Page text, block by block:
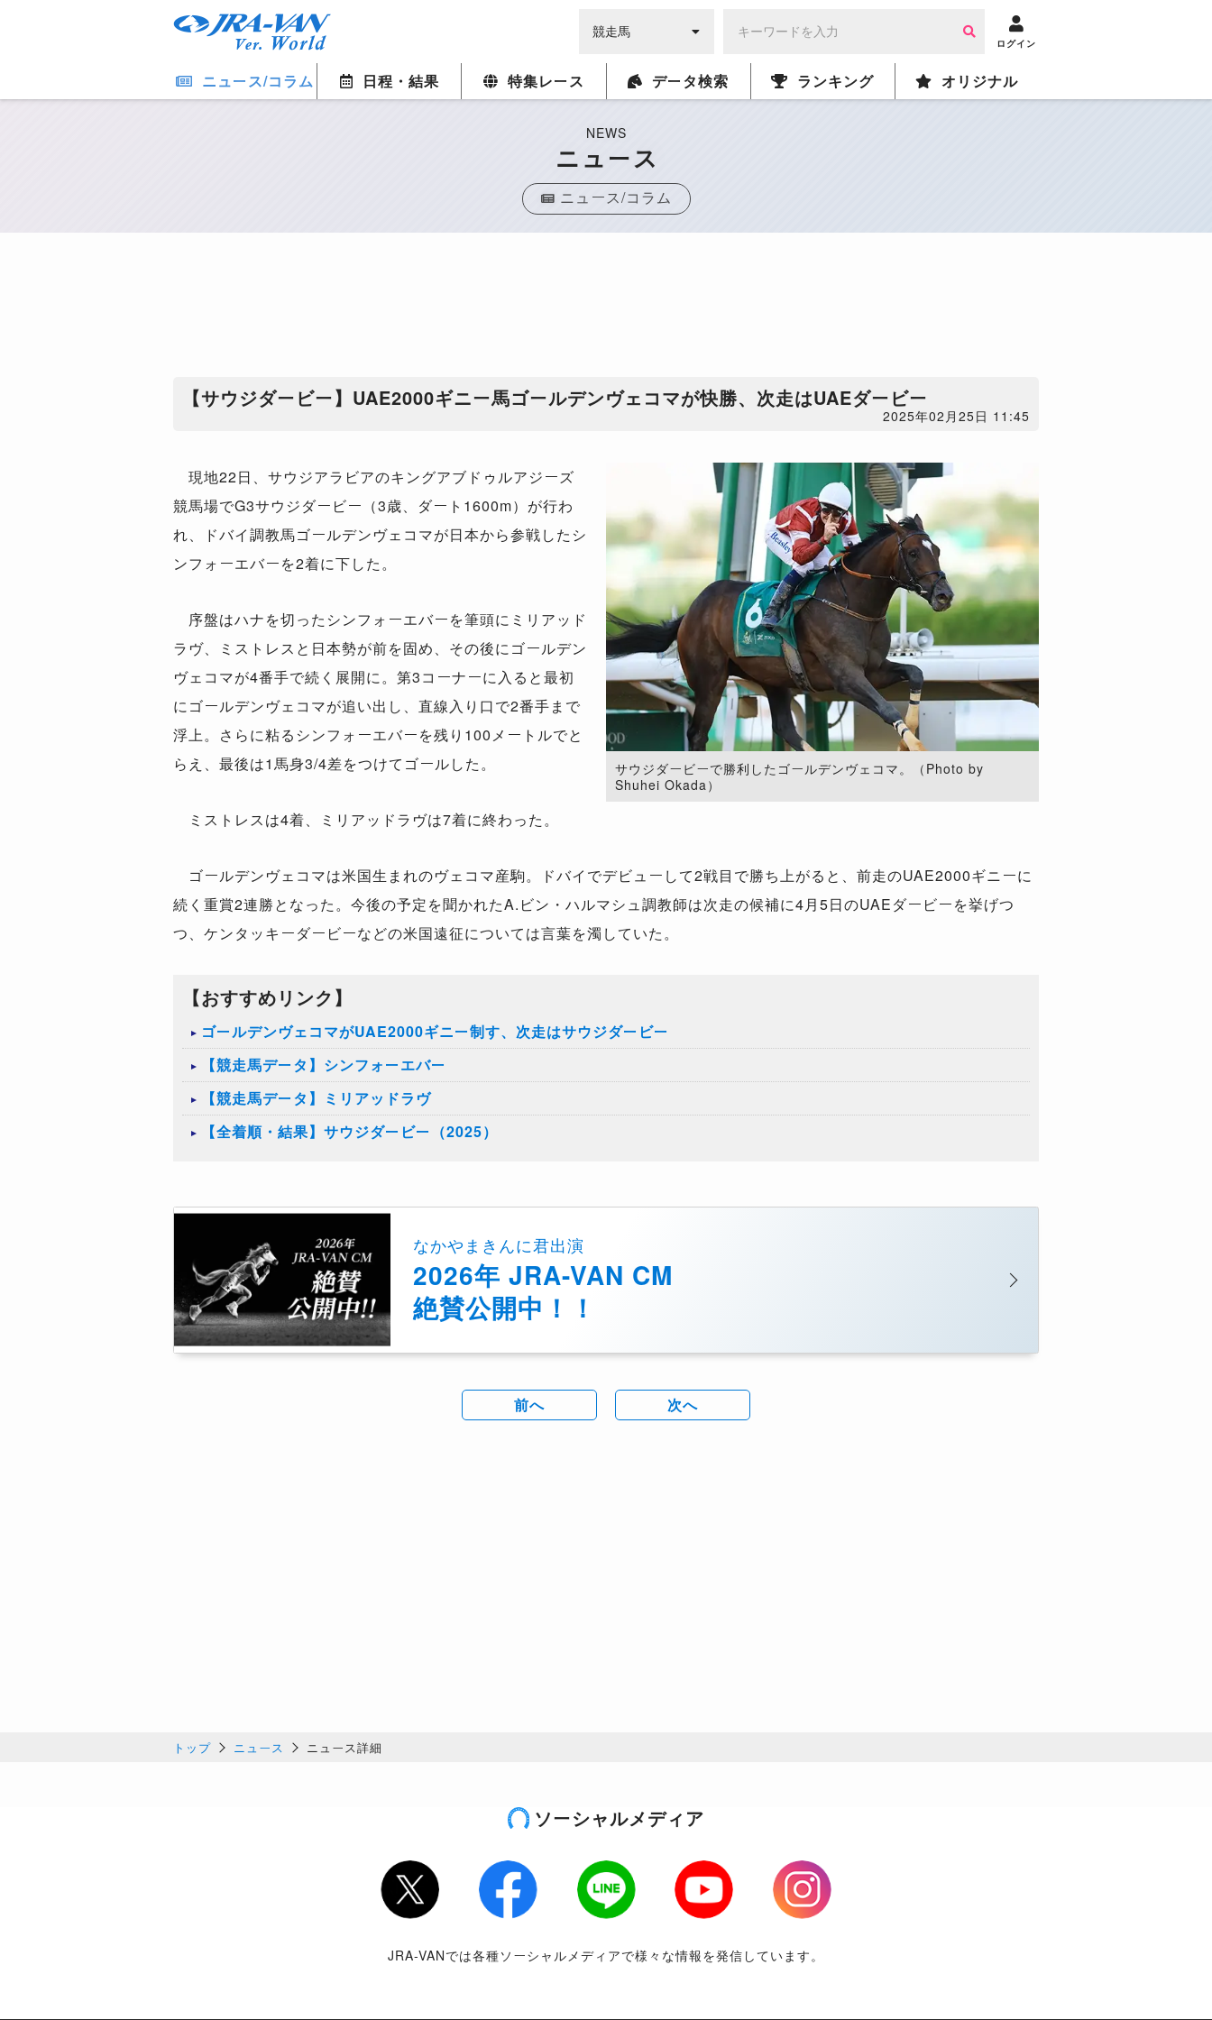
ログイン
ニュース/コラム 日程・結果 特集レース データ検索 ランキング オリジナル
NEWS
ニュース
ニュース/コラム
【サウジダービー】UAE2000ギニー馬ゴールデンヴェコマが快勝、次走はUAEダービー
2025年02月25日 11:45
サウジダービーで勝利したゴールデンヴェコマ。（Photo by
Shuhei Okada）
現地22日、サウジアラビアのキングアブドゥルアジーズ
競馬場でG3サウジダービー（3歳、ダート 1600m）が行わ
れ、ドバイ調教馬ゴールデンヴェコマが日本から参戦したシ
ンフォーエバーを2着に下した。
序盤はハナを切ったシンフォーエバーを筆頭にミリアッド
ラヴ、ミストレスと日本勢が前を固め、その後にゴールデン
ヴェコマが4番手で続く展開に。第3コーナーに入ると最初
にゴールデンヴェコマが追い出し、直線入り口で2番手まで
浮上。さらに粘るシンフォーエバーを残り 100メートルでと
らえ、最後は1馬身3/4差をつけてゴールした。
ミストレスは4着、ミリアッドラヴは7着に終わった。
ゴールデンヴェコマは米国生まれのヴェコマ産駒。ドバイでデビューして2戦目で勝ち上がると、前走のUAE2000ギニーに
続く重賞2連勝となった。今後の予定を聞かれたA. ビン・ハルマシュ調教師は次走の候補に4月5日のUAEダービーを挙げつ
つ、ケンタッキーダービーなどの米国遠征については言葉を濁していた。
【おすすめリンク】
ゴールデンヴェコマがUAE2000ギニー制す、次走はサウジダービー
【競走馬データ】シンフォーエバー
【競走馬データ】ミリアッドラヴ
【全着順・結果】サウジダービー（2025）
なかやまきんに君出演
2026年 JRA-VAN CM
絶賛公開中！！
前へ 次へ
トップ ニュース ニュース詳細
ソーシャルメディア
Twitter Facebook LINE Youtube
Instagram
JRA-VANでは各種ソーシャルメディアで様々な情報を発信しています。